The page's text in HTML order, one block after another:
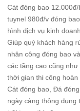
Cát đóng bao
tuynel 980đ/v đóng
hình dịch vụ kinh
Giúp quý khách hàng
nhân công đóng bao
các tầng cao cũng
thời gian thi công
Cát đóng bao, Đá
ngày càng thông